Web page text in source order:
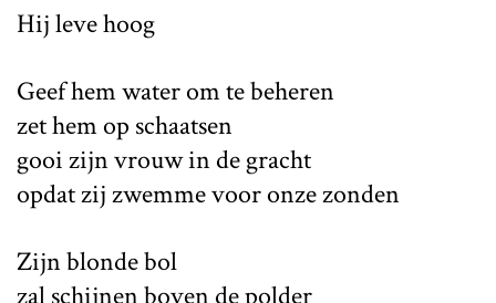
Hij leve hoog
Geef hem water om te beheren
zet hem op schaatsen
gooi zijn vrouw in de gracht
opdat zij zwemme voor onze zonden
Zijn blonde bol
zal schijnen boven de polder